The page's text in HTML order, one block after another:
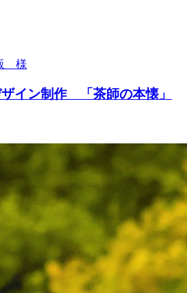
様
イン制作 「茶師の本懐」